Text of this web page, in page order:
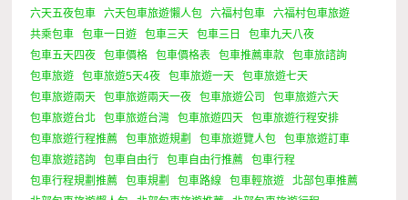
六天五夜包車
六天包車旅遊懶人包 六福村包車
六福村包車旅遊
共乘包車
包車一日遊 包車三天 包車三日
包車九天八夜
包車五天四夜
包車價格 包車價格表 包車推薦車款
包車旅諮詢
包車旅遊
包車旅遊5天4夜 包車旅遊一天
包車旅遊七天
包車旅遊兩天
包車旅遊兩天一夜 包車旅遊公司
包車旅遊六天
包車旅遊台北
包車旅遊台灣 包車旅遊四天
包車旅遊行程安排
包車旅遊行程推薦
包車旅遊規劃 包車旅遊覽人包
包車旅遊訂車
包車旅遊諮詢
包車自由行 包車自由行推薦
包車行程
包車行程規劃推薦
包車規劃 包車路線 包車輕旅遊
北部包車推薦